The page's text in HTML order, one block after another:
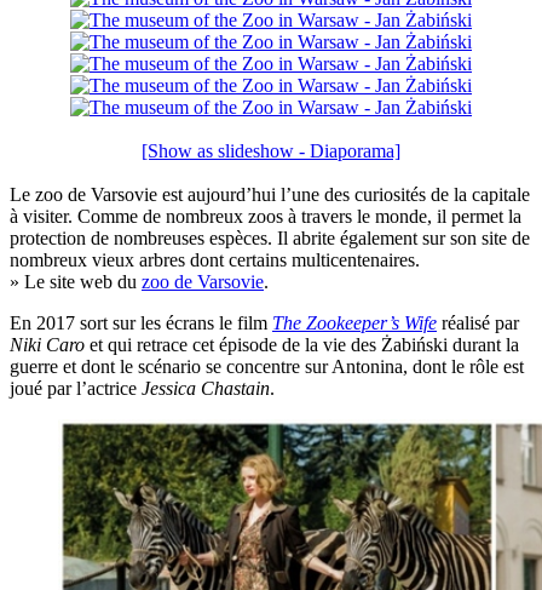
[Show as slideshow - Diaporama]
Le zoo de Varsovie est aujourd’hui l’une des curiosités de la capitale
à visiter. Comme de nombreux zoos à travers le monde, il permet la
protection de nombreuses espèces. Il abrite également sur son site de
nombreux vieux arbres dont certains multicentenaires.
» Le site web du zoo de Varsovie.
En 2017 sort sur les écrans le film The Zookeeper’s Wife réalisé par
Niki Caro et qui retrace cet épisode de la vie des Żabiński durant la
guerre et dont le scénario se concentre sur Antonina, dont le rôle est
joué par l’actrice Jessica Chastain.